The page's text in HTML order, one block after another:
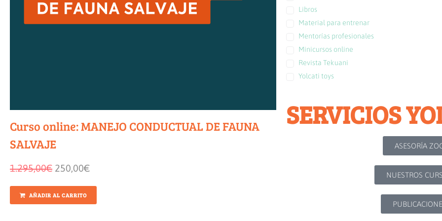
Curso online: MANEJO CONDUCTUAL DE FAUNA
SALVAJE
1.295,00€ 250,00€
AÑADIR AL CARRITO
Libros
Material para entrenar
Mentorías profesionales
Minicursos online
Revista Tekuani
Yolcati toys
SERVICIOS
ASESORÍA
NUESTROS